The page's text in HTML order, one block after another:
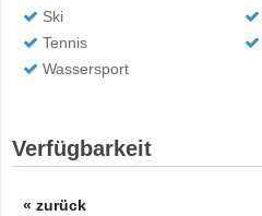
Ski
Tennis
Wassersport
Verfügbarkeit
« zurück